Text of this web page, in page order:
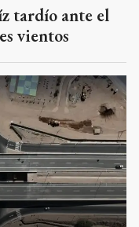
tardío ante el
vientos